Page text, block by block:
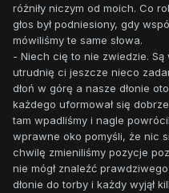
różniły niczym od moich. Co
głos był podniesiony, gdy
mówiliśmy te same słowa.
- Niech cię to nie zwiedzie.
utrudnię ci jeszcze nieco
dłoń w górę a nasze dłonie
każdego uformował się
tam wpadliśmy i nagle
wprawne oko pomyśli, że nic
chwilę zmieniliśmy pozycje
nie mógł znaleźć
dłonie do torby i każdy wyjął